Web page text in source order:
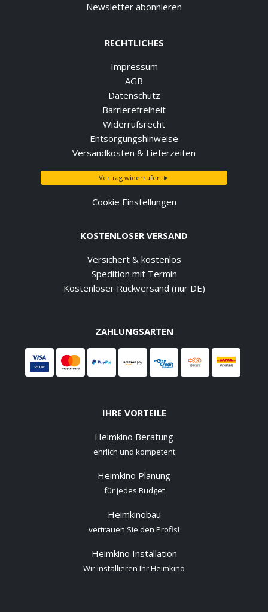
Newsletter abonnieren
RECHTLICHES
Impressum
AGB
Datenschutz
Barrierefreiheit
Widerrufsrecht
Entsorgungshinweise
Versandkosten & Lieferzeiten
Vertrag widerrufen ►
Cookie Einstellungen
KOSTENLOSER VERSAND
Versichert & kostenlos
Spedition mit Termin
Kostenloser Rückversand (nur DE)
ZAHLUNGSARTEN
IHRE VORTEILE
Heimkino Beratung
ehrlich und kompetent
Heimkino Planung
für jedes Budget
Heimkinobau
vertrauen Sie den Profis!
Heimkino Installation
Wir installieren Ihr Heimkino